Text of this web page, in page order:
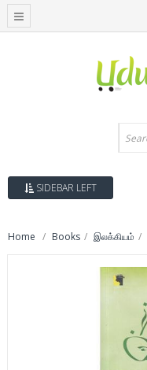
SIDEBAR LEFT
Home Books இலக்கியம்